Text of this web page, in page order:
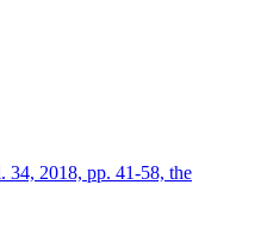
2018, pp. 41-58, the